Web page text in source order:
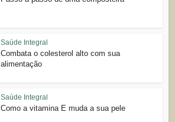
Saúde Integral
Combata o colesterol alto com sua
alimentação
Saúde Integral
Como a vitamina E muda a sua pele